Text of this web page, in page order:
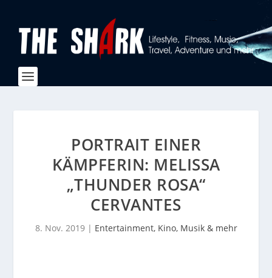
PORTRAIT EINER
KÄMPFERIN: MELISSA
„THUNDER ROSA“
CERVANTES
8. Nov. 2019| Entertainment, Kino, Musik & mehr